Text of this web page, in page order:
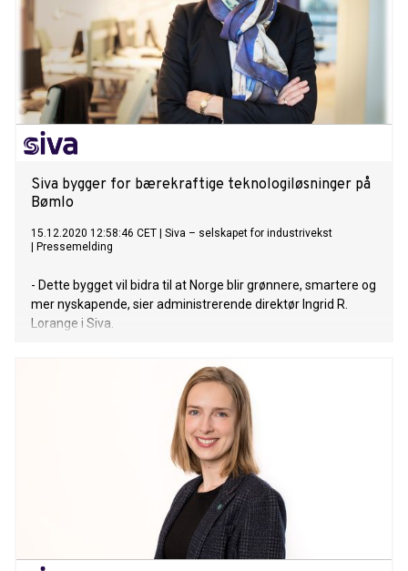
Siva bygger for bærekraftige teknologiløsninger på
Bømlo
15.12.2020 12:58:46 CET
Siva – selskapet for industrivekst
Pressemelding
- Dette bygget vil bidra til at Norge blir grønnere, smartere og
mer nyskapende, sier administrerende direktør Ingrid R.
Lorange i Siva.